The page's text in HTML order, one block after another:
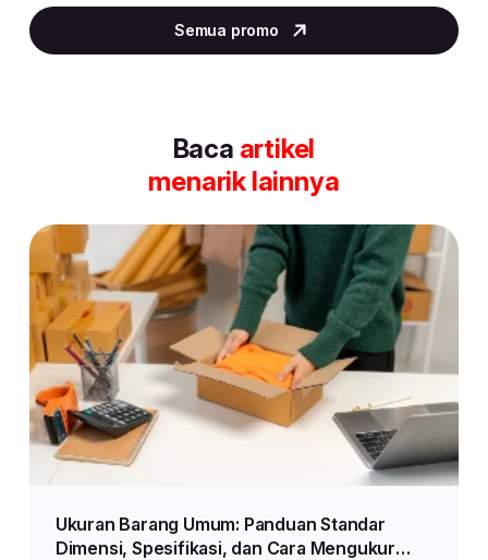
4
of
Semua promo
Baca artikel
menarik lainnya
Ukuran Barang Umum: Panduan Standar
Dimensi, Spesifikasi, dan Cara Mengukur